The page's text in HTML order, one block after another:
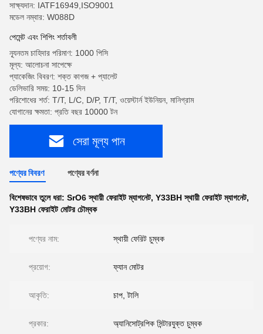
সাক্ষ্যদান: IATF16949,ISO9001
মডেল নম্বার: W088D
পেমেন্ট এবং শিপিং শর্তাবলী
ন্যূনতম চাহিদার পরিমাণ: 1000 পিসি
মূল্য: আলোচনা সাপেক্ষে
প্যাকেজিং বিবরণ: শক্ত কাগজ + প্যালেট
ডেলিভারি সময়: 10-15 দিন
পরিশোধের শর্ত: T/T, L/C, D/P, T/T, ওয়েস্টার্ন ইউনিয়ন, মানিগ্রাম
যোগানের ক্ষমতা: প্রতি বছর 10000 টন
সেরা মূল্য পান
পণ্যের বিবরণ পণ্যের বর্ণনা
বিশেষভাবে তুলে ধরা: SrO6 স্থায়ী ফেরাইট ম্যাগনেট, Y33BH স্থায়ী ফেরাইট ম্যাগনেট,
Y33BH ফেরাইট মোটর চৌম্বক
পণ্যের নাম: স্থায়ী ফেরিট চুম্বক
প্রয়োগ: ফ্যান মোটর
আকৃতি: চাপ, টালি
প্রকার: অ্যানিসোট্রপিক সিন্টারযুক্ত চুম্বক